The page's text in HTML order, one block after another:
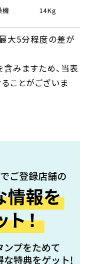
機 14Kg
大5分程度の差が
みますため、当表
ことがございま